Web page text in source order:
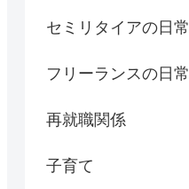
セミリタイアの日常
フリーランスの日常
再就職関係
子育て